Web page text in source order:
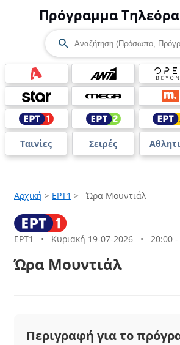
Πρόγραμμα
Ταινίες Σειρές
Αρχική > ΕΡΤ1 > Ώρα Μουντιάλ
ΕΡΤ1 • Κυριακή 19-07-2026 • 20:00
Ώρα Μουντιάλ
Περιγραφή για το